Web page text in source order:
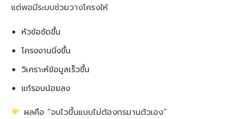
แต่พอมีระบบช่วยวางโครงให้
หัวข้อชัดขึ้น
โครงงานนิ่งขึ้น
วิเคราะห์ข้อมูลเร็วขึ้น
แก้รอบน้อยลง
ผลคือ “จบไวขึ้นแบบไม่ต้องทรมานตัวเอง”